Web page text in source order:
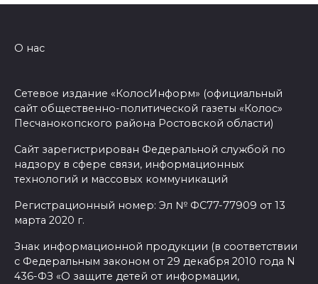
О нас
Сетевое издание «КолосИнформ» (официальный
сайт общественно-политической газеты «Колос»
Песчанокопского района Ростовской области)
Сайт зарегистрирован Федеральной службой по
надзору в сфере связи, информационных
технологий и массовых коммуникаций
Регистрационный номер: Эл № ФС77-77909 от 13
марта 2020 г.
Знак информационной продукции (в соответствии
с Федеральным законом от 29 декабря 2010 года N
436-ФЗ «О защите детей от информации,